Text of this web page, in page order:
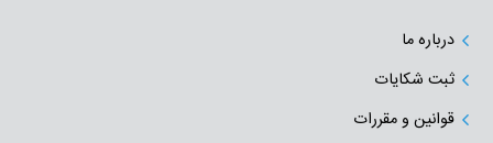
درباره ما
ثبت شکایات
قوانین و مقررات